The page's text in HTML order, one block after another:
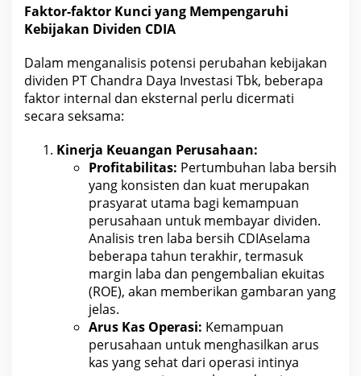
Faktor-faktor Kunci yang Mempengaruhi
Kebijakan Dividen CDIA
Dalam menganalisis potensi perubahan kebijakan
dividen PT Chandra Daya Investasi Tbk, beberapa
faktor internal dan eksternal perlu dicermati
secara seksama:
Kinerja Keuangan Perusahaan:
Profitabilitas: Pertumbuhan laba bersih
yang konsisten dan kuat merupakan
prasyarat utama bagi kemampuan
perusahaan untuk membayar dividen.
Analisis tren laba bersih CDIAselama
beberapa tahun terakhir, termasuk
margin laba dan pengembalian ekuitas
(ROE), akan memberikan gambaran yang
jelas.
Arus Kas Operasi: Kemampuan
perusahaan untuk menghasilkan arus
kas yangsehat dari operasi intinya